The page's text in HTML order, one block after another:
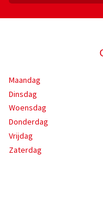
Maandag
Dinsdag
Woensdag
Donderdag
Vrijdag
Zaterdag